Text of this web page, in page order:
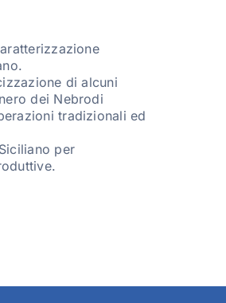
di alcuni
dei Nebrodi
tradizionali ed
per